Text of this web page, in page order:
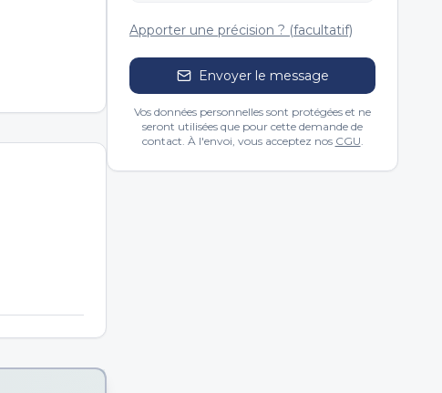
Apporter une précision ? (facultatif)
Envoyer le message
Vos données personnelles sont protégées et ne
seront utilisées que pour cette demande de
contact. À l'envoi, vous acceptez nos CGU.